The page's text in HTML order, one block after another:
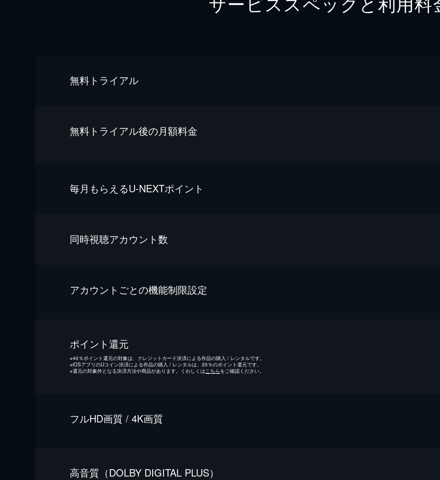
無料トライアル
無料トライアル後の⽉額料金
毎⽉もらえるU-NEXTポイント
同時視聴アカウント数
アカウントごとの機能制限設定
ポイント還元
※40％ポイント還元の対象は、クレジットカード決済による作品の購入 / レンタルです。
※iOSアプリのUコイン決済による作品の購入 / レンタルは、20％のポイント還元です。
※還元の対象外となる決済方法や商品があります。くわしくは こちらをご確認ください。
フルHD画質 / 4K画質
⾼⾳質（DOLBY DIGITAL PLUS）